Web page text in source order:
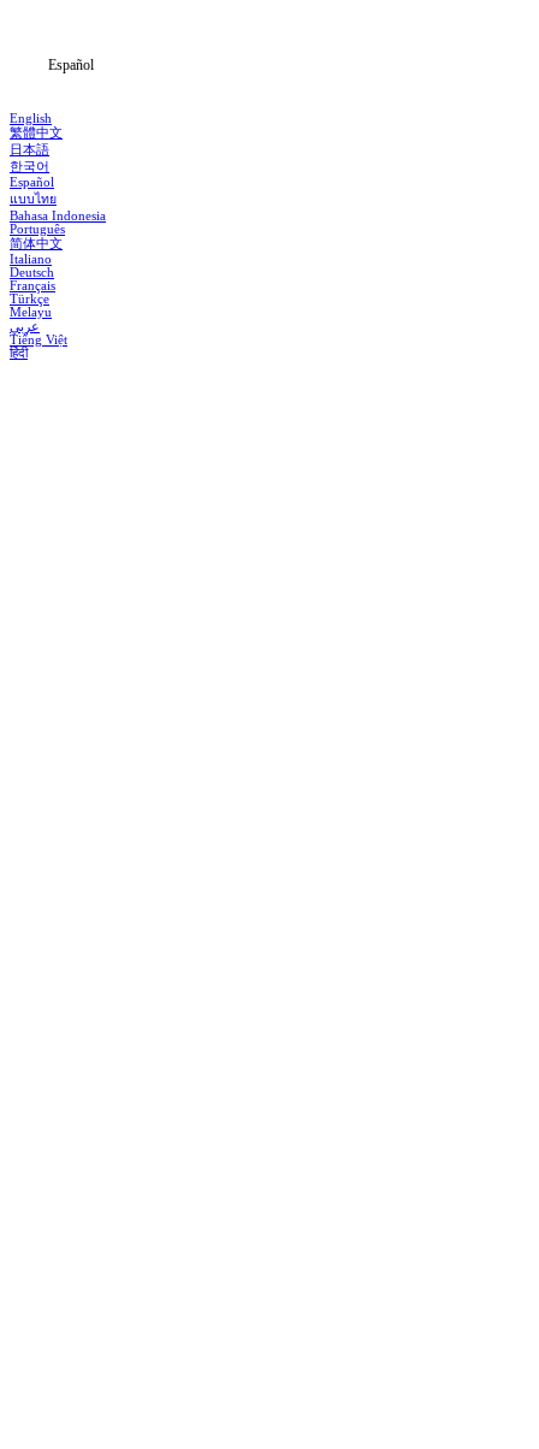
Español
English
繁體中文
日本語
한국어
Español
แบบไทย
Bahasa Indonesia
Português
简体中文
Italiano
Deutsch
Français
Türkçe
Melayu
عربي
Tiếng Việt
हिंदी